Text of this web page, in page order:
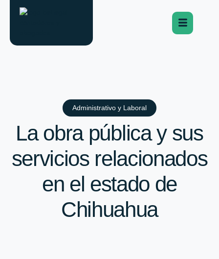
Administrativo y Laboral
La obra pública y sus
servicios relacionados
en el estado de
Chihuahua